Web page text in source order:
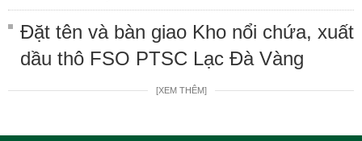
Đặt tên và bàn giao Kho nổi chứa, xuất
dầu thô FSO PTSC Lạc Đà Vàng
[XEM THÊM]